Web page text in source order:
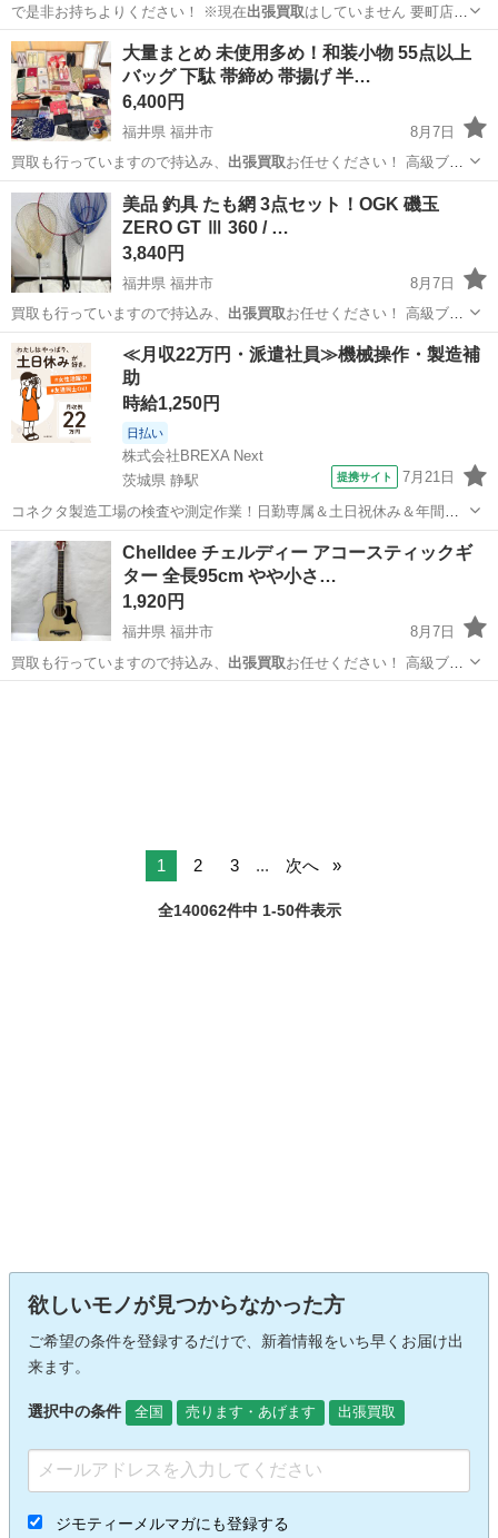
で是非お持ちよりください！ ※現在出張買取はしていません 要町店の
ア…
東京 豊島区 要町駅 おもちゃ
大量まとめ 未使用多め！和装小物 55点以上
バッグ 下駄 帯締め 帯揚げ 半…
6,400円
福井県 福井市
8月7日
買取も行っていますので持込み、 出張買取お任せください！ 高級ブラ
ンドから…
福井 福井市 着物 半襟
美品 釣具 たも網 3点セット！OGK 磯玉
ZERO GT Ⅲ 360 / …
3,840円
福井県 福井市
8月7日
買取も行っていますので持込み、 出張買取お任せください！ 高級ブラ
ンドから…
福井 福井市 その他
≪月収22万円・派遣社員≫機械操作・製造補
助
時給1,250円
日払い
株式会社BREXA Next
茨城県 静駅
提携サイト 7月21日
コネクタ製造工場の検査や測定作業！日勤専属＆土日祝休み＆年間休
日128日★クリーンルーム内作業★マイカー通勤OK＆無料駐車場あり
★就業先食堂利用可！日払い制度あり！《茨城県常陸大宮市》 人気の
工場のお仕事 ◇コネクタ製造工...
茨城 常陸大宮市 その他
Chelldee チェルディー アコースティックギ
ター 全長95cm やや小さ…
1,920円
福井県 福井市
8月7日
買取も行っていますので持込み、 出張買取お任せください！ 高級ブラ
ンドから…
1 2 3 ... 次へ
全140062件中 1-50件表示
欲しいモノが見つからなかった方
ご希望の条件を登録するだけで、新着情報をいち早くお届け出
来ます。
選択中の条件 全国 売ります・あげます 出張買取
ジモティーメルマガにも登録する